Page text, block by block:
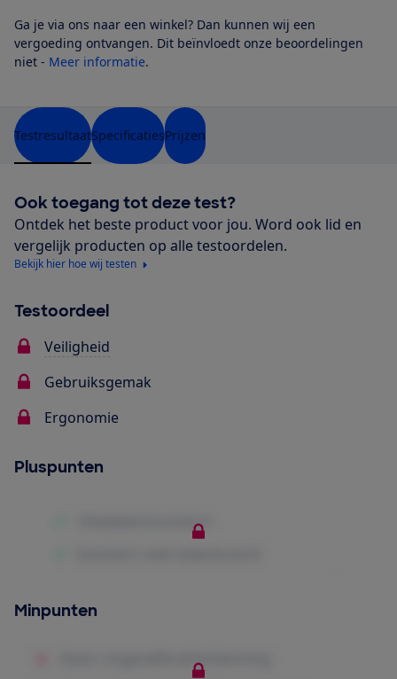
Ga je via ons naar een winkel? Dan kunnen wij een
vergoeding ontvangen. Dit beïnvloedt onze beoordelingen
niet - Meer informatie.
TestresultaatSpecificatiesPrijzen
Ook toegang tot deze test?
Ontdek het beste product voor jou. Word ook lid en
vergelijk producten op alle testoordelen.
Bekijk hier hoe wij testen
Testoordeel
Veiligheid
Gebruiksgemak
Ergonomie
Pluspunten
Minpunten